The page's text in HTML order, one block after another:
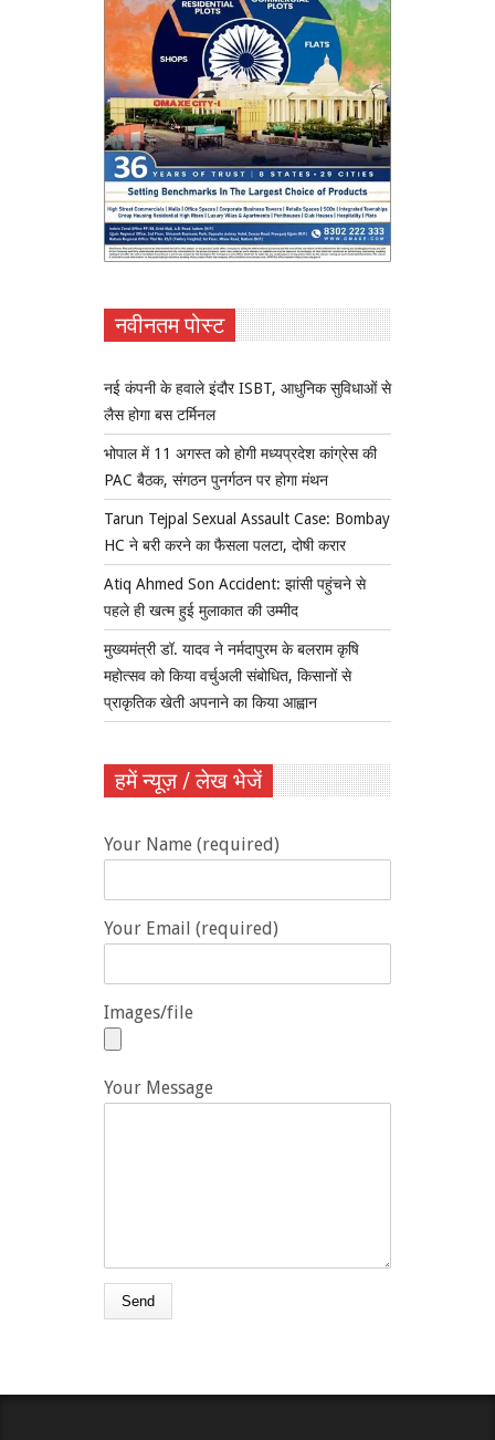
नवीनतम पोस्ट
नई कंपनी के हवाले इंदौर ISBT, आधुनिक सुविधाओं से
लैस होगा बस टर्मिनल
भोपाल में 11 अगस्त को होगी मध्यप्रदेश कांग्रेस की
PAC बैठक, संगठन पुनर्गठन पर होगा मंथन
Tarun Tejpal Sexual Assault Case: Bombay
HC ने बरी करने का फैसला पलटा, दोषी करार
Atiq Ahmed Son Accident: झांसी पहुंचने से
पहले ही खत्म हुई मुलाकात की उम्मीद
मुख्यमंत्री डॉ. यादव ने नर्मदापुरम के बलराम कृषि
महोत्सव को किया वर्चुअली संबोधित, किसानों से
प्राकृतिक खेती अपनाने का किया आह्वान
हमें न्यूज़ / लेख भेजें
Your Name (required)
Your Email (required)
Images/file
Your Message